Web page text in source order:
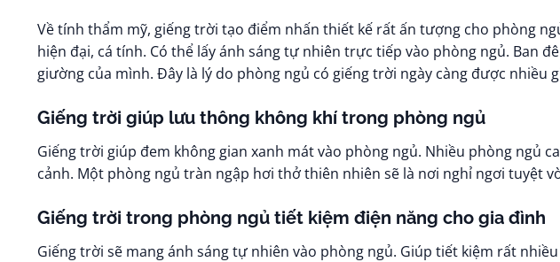
Về tính thẩm mỹ, giếng trời tạo điểm nhấn thiết kế rất ấn tượng cho phòng
hiện đại, cá tính. Có thể lấy ánh sáng tự nhiên trực tiếp vào phòng ngủ. Ban
giường của mình. Đây là lý do phòng ngủ có giếng trời ngày càng được nhiều
Giếng trời giúp lưu thông không khí trong phòng ngủ
Giếng trời giúp đem không gian xanh mát vào phòng ngủ. Nhiều phòng ngủ
cảnh. Một phòng ngủ tràn ngập hơi thở thiên nhiên sẽ là nơi nghỉ ngơi tuyệt
Giếng trời trong phòng ngủ tiết kiệm điện năng cho gia đình
Giếng trời sẽ mang ánh sáng tự nhiên vào phòng ngủ. Giúp tiết kiệm rất